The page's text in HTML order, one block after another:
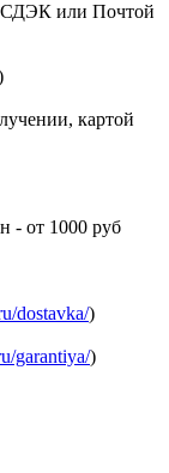
СДЭК или Почтой
картой
- от 1000 руб
dostavka/)
garantiya/)